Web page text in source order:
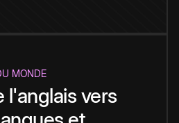
MONDE
l'anglais vers